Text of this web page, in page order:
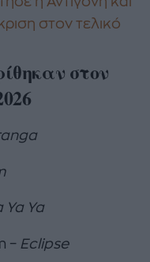
στον τελικό
στον
Ya Ya
– Eclipse